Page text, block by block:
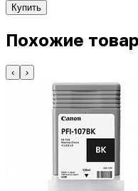
Купить
Похожие
‹ ›